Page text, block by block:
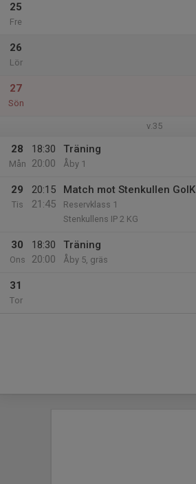
25
Fre
26
Lör
27
Sön
v.35
28
Mån
18:30
20:00
Träning
Åby 1
29
Tis
20:15
21:45
Match mot Stenkullen GoIK
Reservklass 1
Stenkullens IP 2 KG
30
Ons
18:30
20:00
Träning
Åby 5, gräs
31
Tor